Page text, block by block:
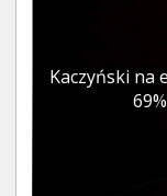
Kaczyński na